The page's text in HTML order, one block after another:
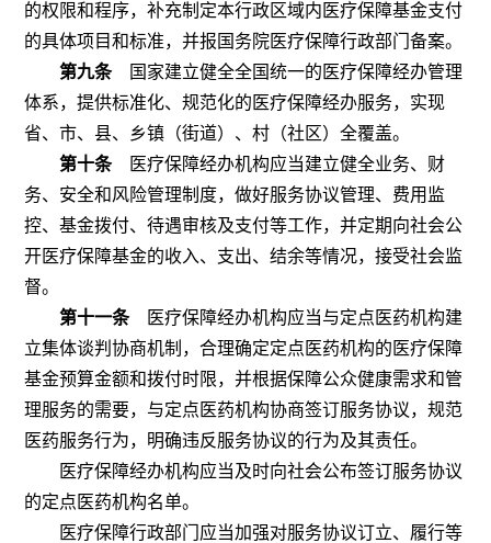
的权限和程序，补充制定本行政区域内医疗保障基金支付
的具体项目和标准，并报国务院医疗保障行政部门备案。
第九条国家建立健全全国统一的医疗保障经办管理
体系，提供标准化、规范化的医疗保障经办服务，实现
省、市、县、乡镇（街道）、村（社区）全覆盖。
第十条医疗保障经办机构应当建立健全业务、财
务、安全和风险管理制度，做好服务协议管理、费用监
控、基金拨付、待遇审核及支付等工作，并定期向社会公
开医疗保障基金的收入、支出、结余等情况，接受社会监
督。
第十一条医疗保障经办机构应当与定点医药机构建
立集体谈判协商机制，合理确定定点医药机构的医疗保障
基金预算金额和拨付时限，并根据保障公众健康需求和管
理服务的需要，与定点医药机构协商签订服务协议，规范
医药服务行为，明确违反服务协议的行为及其责任。
医疗保障经办机构应当及时向社会公布签订服务协议
的定点医药机构名单。
医疗保障行政部门应当加强对服务协议订立、履行等